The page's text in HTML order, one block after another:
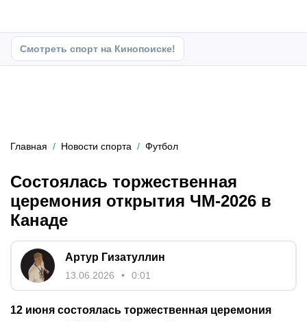
Смотреть спорт на Кинопоиске!
Главная Новости спорта Футбол
Состоялась торжественная
церемония открытия ЧМ-2026 в
Канаде
Артур Гизатуллин
13.06.2026 0:01
12 июня состоялась торжественная церемония